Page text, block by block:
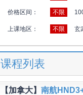
价格区间： 不限
上课地区： 不限 玄
课程列表
【加拿大】 南航